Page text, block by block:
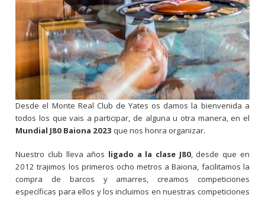
Desde el Monte Real Club de Yates os damos la bienvenida a
todos los que vais a participar, de alguna u otra manera, en el
Mundial J80 Baiona 2023 que nos honra organizar.
Nuestro club lleva años ligado a la clase J80, desde que en
2012 trajimos los primeros ocho metros a Baiona, facilitamos la
compra de barcos y amarres, creamos competiciones
específicas para ellos y los incluimos en nuestras competiciones